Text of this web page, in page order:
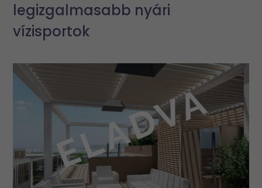
legizgalmasabb nyári
vízisportok